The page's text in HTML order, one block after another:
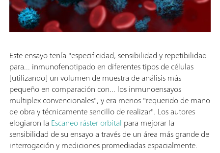
Este ensayo tenía "especificidad, sensibilidad y repetibilidad
para... inmunofenotipado en diferentes tipos de células
[utilizando] un volumen de muestra de análisis más
pequeño en comparación con... los inmunoensayos
multiplex convencionales", y era menos "requerido de mano
de obra y técnicamente sencillo de realizar". Los autores
elogiaron la Escaneo ráster orbital para mejorar la
sensibilidad de su ensayo a través de un área más grande de
interrogación y mediciones promediadas espacialmente.